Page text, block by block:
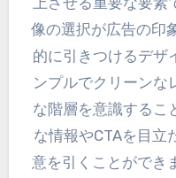
像の選択が広告の印
的に引きつけるデザ
ンプルでクリーンな
な階層を意識するこ
な情報やCTAを目立
意を引くことができ